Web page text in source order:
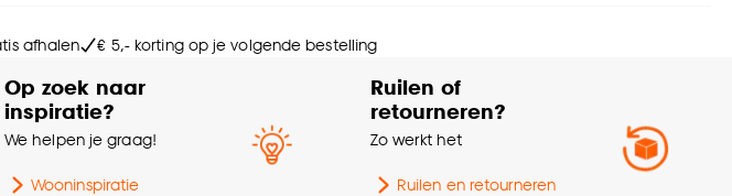
Breedte 6 CM
240 CM
afhalen € 5,- korting op je volgende bestelling
Op zoek naar
inspiratie?
We helpen je graag!
Wooninspiratie
Ruilen of
retourneren?
Zo werkt het
Ruilen en retourneren